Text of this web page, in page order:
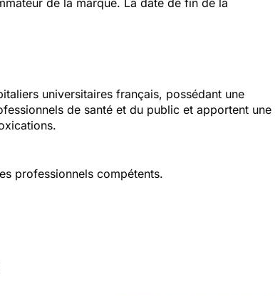
de la marque. La date de fin de la
universitaires français, possédant une
de santé et du public et apportent une
professionnels compétents.